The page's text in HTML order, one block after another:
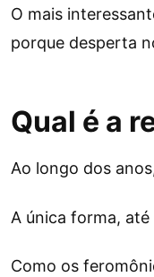
O mais
porque desperta
Qual é a
Ao longo dos
A única forma,
Como os